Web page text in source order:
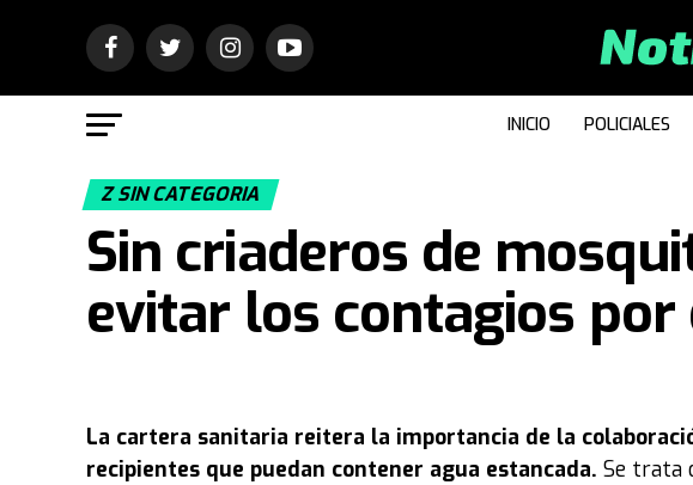
INICIO POLICIALES
Z SIN CATEGORIA
Sin criaderos de
evitar los contagios por
La cartera sanitaria reitera la importancia de la
recipientes que puedan contener agua estancada. Se trata